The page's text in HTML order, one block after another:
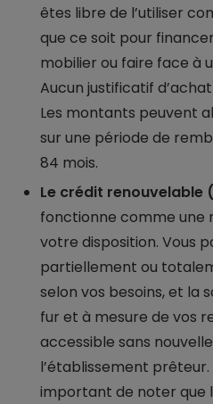
êtes libre de l’utiliser
que ce soit pour
mobilier ou faire face à
Aucun justificatif
Les montants peuvent
sur une période de
84 mois.
Le crédit renouvelable
fonctionne comme une
votre disposition. Vous
partiellement ou
selon vos besoins, et la
fur et à mesure de vos
accessible sans
l’établissement
important de noter que